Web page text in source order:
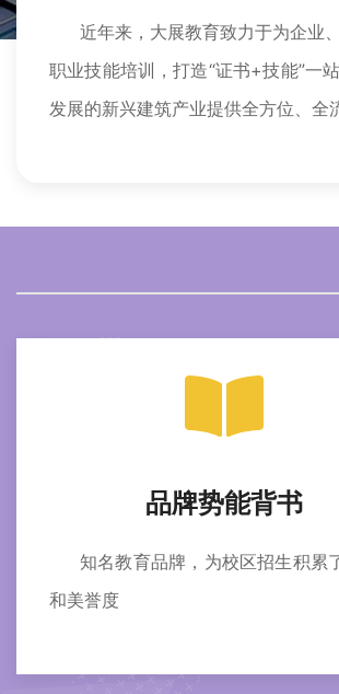
近年来，大展教育致力于为企业
职业技能培训，打造“证书+技能”一
发展的新兴建筑产业提供全方位、
品牌势能背书
知名教育品牌，为校区招生积累
和美誉度